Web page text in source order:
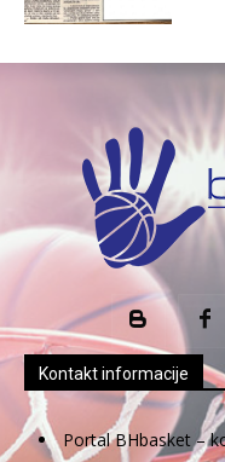
Kontakt informacije
Portal BHbasket –